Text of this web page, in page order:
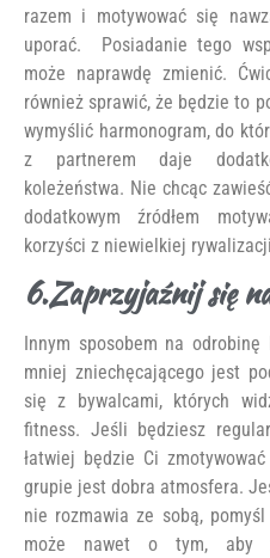
razem i motywować się
uporać. Posiadanie tego
może naprawdę zmienić.
również sprawić, że będzie to
wymyślić harmonogram, do
z partnerem daje
koleżeństwa. Nie chcąc
dodatkowym źródłem
korzyści z niewielkiej
6.Zaprzyjaźnij się
Innym sposobem na
mniej zniechęcającego jest
się z bywalcami, których
fitness. Jeśli będziesz
łatwiej będzie Ci
grupie jest dobra atmosfera.
nie rozmawia ze sobą,
może nawet o tym, aby